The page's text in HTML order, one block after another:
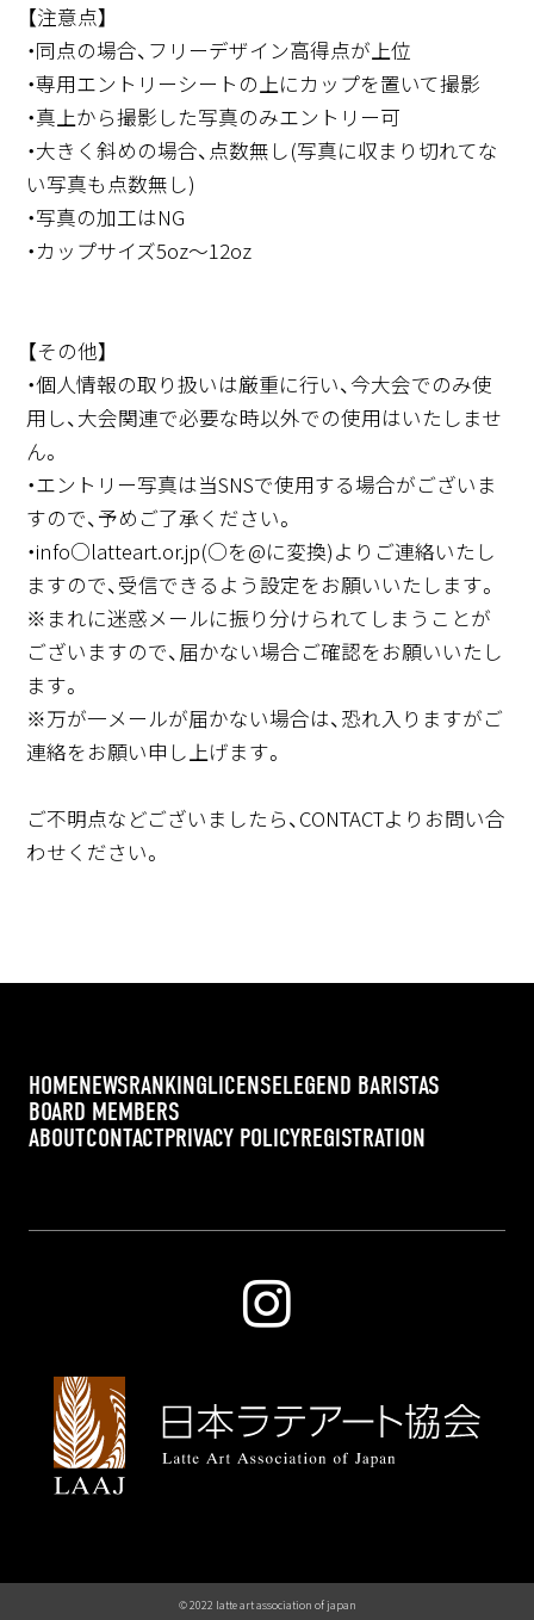
【注意点】
・同点の場合、フリーデザイン高得点が上位
・専用エントリーシートの上にカップを置いて撮影
・真上から撮影した写真のみエントリー可
・大きく斜めの場合、点数無し(写真に収まり切れてな
い写真も点数無し)
・写真の加工はNG
・カップサイズ5oz～12oz
【その他】
・個人情報の取り扱いは厳重に行い、今大会でのみ使
用し、大会関連で必要な時以外での使用はいたしませ
ん。
・エントリー写真は当SNSで使用する場合がございま
すので、予めご了承ください。
・info○latteart.or.jp(○を@に変換)よりご連絡いたし
ますので、受信できるよう設定をお願いいたします。
※まれに迷惑メールに振り分けられてしまうことが
ございますので、届かない場合ご確認をお願いいたし
ます。
※万が一メールが届かない場合は、恐れ入りますがご
連絡をお願い申し上げます。
ご不明点などございましたら、CONTACTよりお問い合
わせください。
HOMENEWSRANKINGLICENSELEGEND BARISTAS
BOARD MEMBERS
ABOUTCONTACTPRIVACY POLICYREGISTRATION
© 2022 latte art association of japan